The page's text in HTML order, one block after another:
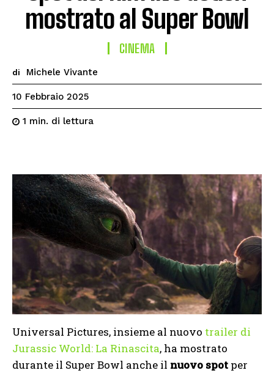
mostrato al Super Bowl
CINEMA
di Michele Vivante
10 Febbraio 2025
1 min. di lettura
Universal Pictures, insieme al nuovo trailer di
Jurassic World: La Rinascita, ha mostrato
durante il Super Bowl anche il nuovo spot per